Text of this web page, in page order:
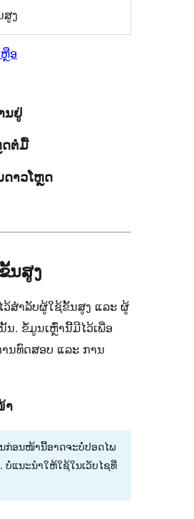
ສູງ
ອ
ນຢູ່
ດຕໍ່ມື້
າວໂຫຼດ
ນສູງ
ສຳລັບຜູ້ໃຊ້ຂັ້ນສູງ ແລະ ຜູ້
ນ. ຂໍ້ມູນເຫຼົ່ານີ້ມີໄວ້ເພື່ອ
ນທົດສອບ ແລະ ການ
າ
ກ່ອນໜ້ານີ້ອາດຈະບໍ່ປອດໄພ
ບໍ່ແນະນຳໃຫ້ໃຊ້ໃນເວັບໄຊທີ່